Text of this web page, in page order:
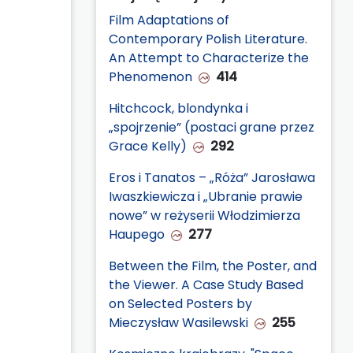
Film Adaptations of
Contemporary Polish Literature.
An Attempt to Characterize the
Phenomenon
414
Hitchcock, blondynka i
„spojrzenie” (postaci grane przez
Grace Kelly)
292
Eros i Tanatos – „Róża” Jarosława
Iwaszkiewicza i „Ubranie prawie
nowe” w reżyserii Włodzimierza
Haupego
277
Between the Film, the Poster, and
the Viewer. A Case Study Based
on Selected Posters by
Mieczysław Wasilewski
255